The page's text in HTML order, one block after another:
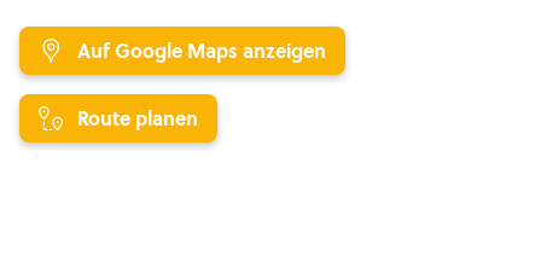
Auf Google Maps anzeigen
Route planen